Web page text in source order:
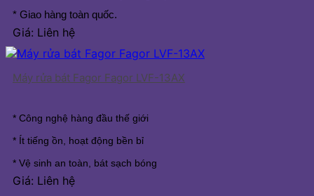
* Giao hàng toàn quốc.
Giá: Liên hệ
Máy rửa bát Fagor Fagor LVF-13AX
* Công nghệ hàng đầu thế giới
* Ít tiếng ồn, hoạt động bền bỉ
* Vệ sinh an toàn, bát sạch bóng
Giá: Liên hệ